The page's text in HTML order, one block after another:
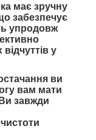
має зручну
забезпечує
упродовж
у
ви
вам мати
завжди